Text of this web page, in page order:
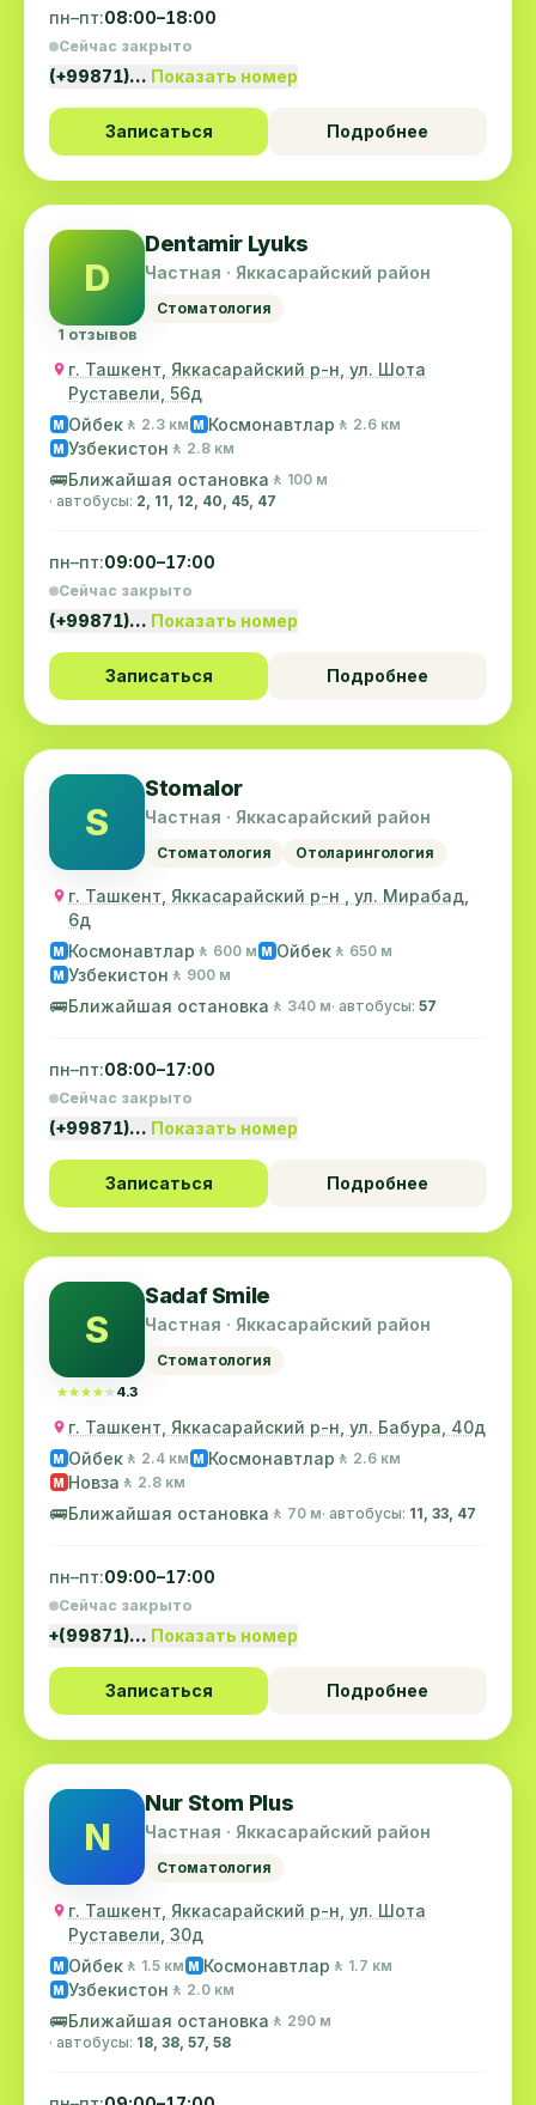
пн–пт:08:00–18:00
Сейчас закрыто
(+99871)… Показать номер
Записаться Подробнее
D
1 отзывов
Dentamir Lyuks
Частная · Яккасарайский район
Стоматология
г. Ташкент, Яккасарайский р-н, ул. Шота
Руставели, 56д
M Ойбек 🚶 2.3 км M Космонавтлар 🚶 2.6 км
M Узбекистон 🚶 2.8 км
🚌Ближайшая остановка 🚶 100 м
· автобусы: 2, 11, 12, 40, 45, 47
пн–пт:09:00–17:00
Сейчас закрыто
(+99871)… Показать номер
Записаться Подробнее
S
Stomalor
Частная · Яккасарайский район
Стоматология Отоларингология
г. Ташкент, Яккасарайский р-н , ул. Мирабад,
6д
M Космонавтлар 🚶 600 м M Ойбек 🚶 650 м
M Узбекистон 🚶 900 м
🚌Ближайшая остановка 🚶 340 м· автобусы: 57
пн–пт:08:00–17:00
Сейчас закрыто
(+99871)… Показать номер
Записаться Подробнее
S
★★★★★
★★★★★ 4.3
Sadaf Smile
Частная · Яккасарайский район
Стоматология
г. Ташкент, Яккасарайский р-н, ул. Бабура, 40д
M Ойбек 🚶 2.4 км M Космонавтлар 🚶 2.6 км
M Новза 🚶 2.8 км
🚌Ближайшая остановка 🚶 70 м· автобусы: 11, 33, 47
пн–пт:09:00–17:00
Сейчас закрыто
+(99871)… Показать номер
Записаться Подробнее
N
Nur Stom Plus
Частная · Яккасарайский район
Стоматология
г. Ташкент, Яккасарайский р-н, ул. Шота
Руставели, 30д
M Ойбек 🚶 1.5 км M Космонавтлар 🚶 1.7 км
M Узбекистон 🚶 2.0 км
🚌Ближайшая остановка 🚶 290 м
· автобусы: 18, 38, 57, 58